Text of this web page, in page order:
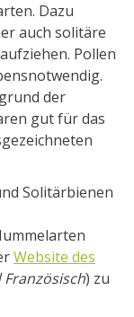
Dazu
auch solitäre
Pollen
der
gut für das
Solitärbienen
Website des
) zu